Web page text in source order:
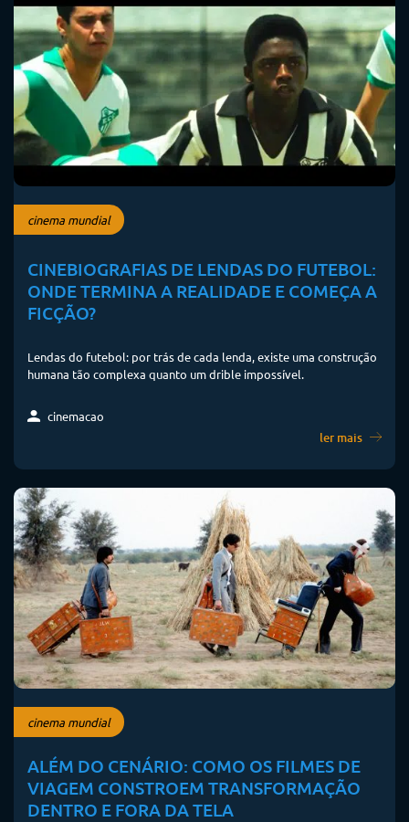
cinema mundial
CINEBIOGRAFIAS DE LENDAS DO FUTEBOL:
ONDE TERMINA A REALIDADE E COMEÇA A
FICÇÃO?
Lendas do futebol: por trás de cada lenda, existe uma construção
humana tão complexa quanto um drible impossível.
cinemacao
ler mais
cinema mundial
ALÉM DO CENÁRIO: COMO OS FILMES DE
VIAGEM CONSTROEM TRANSFORMAÇÃO
DENTRO E FORA DA TELA